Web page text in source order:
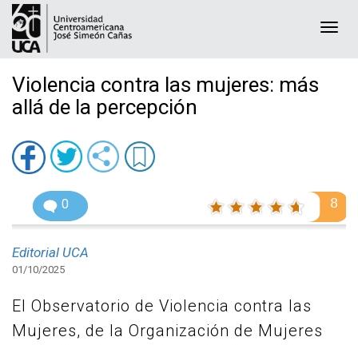
Violencia contra las mujeres: más
allá de la percepción
0 8
Editorial UCA
01/10/2025
El Observatorio de Violencia contra las
Mujeres, de la Organización de Mujeres